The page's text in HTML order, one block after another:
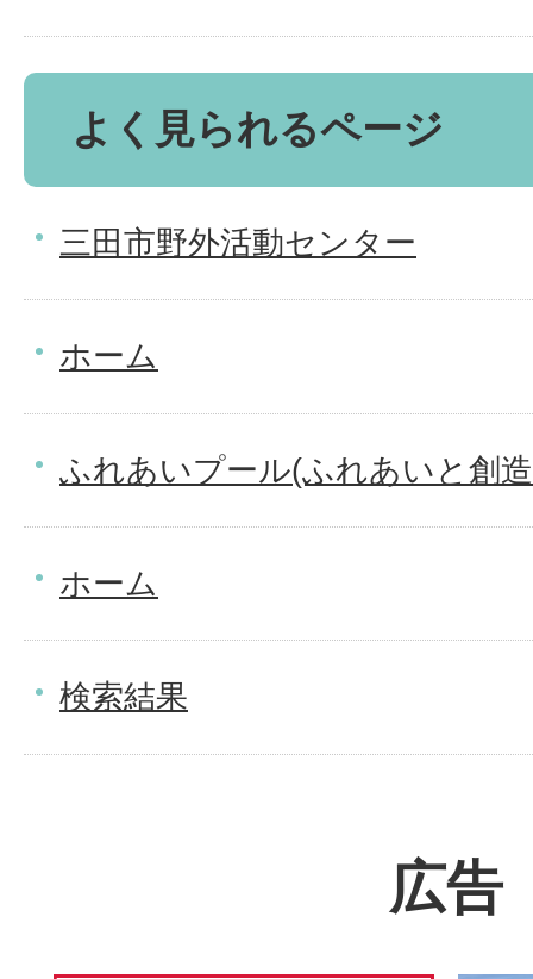
よく見られるページ
三田市野外活動センター
ホーム
ふれあいプール(ふれあいと創
ホーム
検索結果
広告